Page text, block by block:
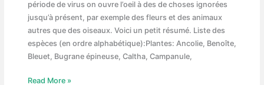
période de virus on ouvre l’oeil à des de choses ignorées
jusqu’à présent, par exemple des fleurs et des animaux
autres que des oiseaux. Voici un petit résumé. Liste des
espèces (en ordre alphabétique):Plantes: Ancolie, Benoîte,
Bleuet, Bugrane épineuse, Caltha, Campanule,
Flora
Read More »